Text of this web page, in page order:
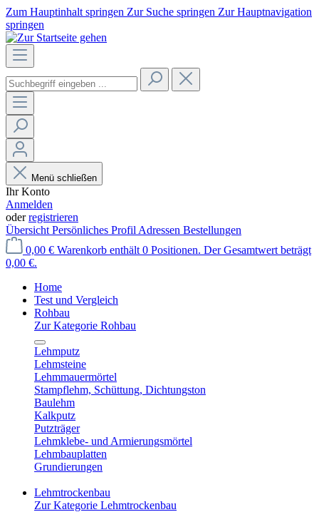
Zum Hauptinhalt springen Zur Suche springen Zur Hauptnavigation
springen
Menü schließen
Ihr Konto
Anmelden
oderregistrieren
Übersicht Persönliches Profil Adressen Bestellungen
0,00 € Warenkorb enthält 0 Positionen. Der Gesamtwert beträgt
0,00 €.
Home
Test und Vergleich
Rohbau
Zur Kategorie Rohbau
Lehmputz
Lehmsteine
Lehmmauermörtel
Stampflehm, Schüttung, Dichtungston
Baulehm
Kalkputz
Putzträger
Lehmklebe- und Armierungsmörtel
Lehmbauplatten
Grundierungen
Lehmtrockenbau
Zur Kategorie Lehmtrockenbau